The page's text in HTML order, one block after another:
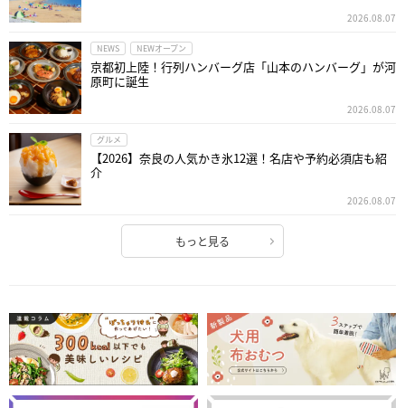
2026.08.07
NEWS NEWオープン
京都初上陸！行列ハンバーグ店「山本のハンバーグ」が河
原町に誕生
2026.08.07
グルメ
【2026】奈良の人気かき氷12選！名店や予約必須店も紹
介
2026.08.07
もっと見る